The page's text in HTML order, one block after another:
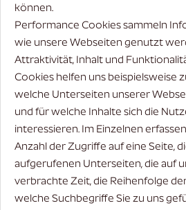
können.
Performance Cookies sammeln
wie unsere Webseiten genutzt
Attraktivität, Inhalt und
Cookies helfen uns beispielsweise
welche Unterseiten unserer
und für welche Inhalte sich die
interessieren. Im Einzelnen
Anzahl der Zugriffe auf eine Seite,
aufgerufenen Unterseiten, die auf
verbrachte Zeit, die Reihenfolge
welche Suchbegriffe Sie zu uns